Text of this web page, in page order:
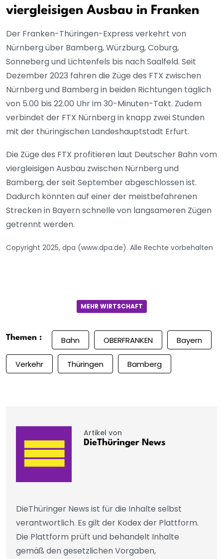
viergleisigen Ausbau in Franken
Der Franken-Thüringen-Express verkehrt von
Nürnberg über Bamberg, Würzburg, Coburg,
Sonneberg und Lichtenfels bis nach Saalfeld. Seit
Dezember 2023 fahren die Züge des FTX zwischen
Nürnberg und Bamberg in beiden Richtungen täglich
von 5.00 bis 22.00 Uhr im 30-Minuten-Takt. Zudem
verbindet der FTX Nürnberg in knapp zwei Stunden
mit der thüringischen Landeshauptstadt Erfurt.
Die Züge des FTX profitieren laut Deutscher Bahn vom
viergleisigen Ausbau zwischen Nürnberg und
Bamberg, der seit September abgeschlossen ist.
Dadurch könnten auf einer der meistbefahrenen
Strecken in Bayern schnelle von langsameren Zügen
getrennt werden.
Copyright 2025, dpa (www.dpa.de). Alle Rechte vorbehalten
MEHR WIRTSCHAFT
Themen : Bahn OBERFRANKEN Bayern
Verkehr Thüringen Bamberg
Artikel von
DieThüringer News
DieThüringer News ist für die Inhalte selbst
verantwortlich. Es gilt der Kodex der Plattform.
Die Plattform prüft und behandelt Inhalte
gemäß den gesetzlichen Vorgaben,